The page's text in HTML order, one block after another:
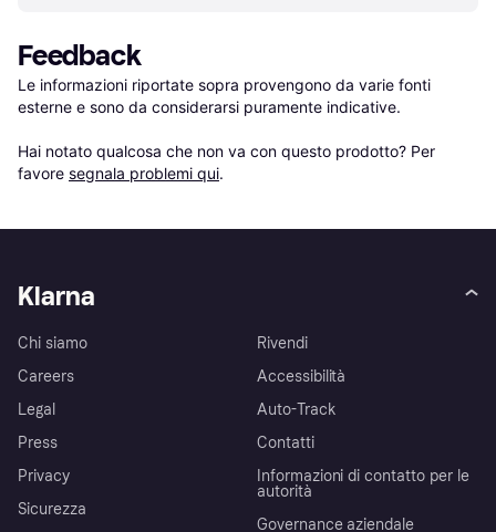
Feedback
Le informazioni riportate sopra provengono da varie fonti
esterne e sono da considerarsi puramente indicative.
Hai notato qualcosa che non va con questo prodotto? Per
favore segnala problemi qui.
Klarna
Chi siamo
Careers
Legal
Press
Privacy
Sicurezza
Rivendi
Accessibilità
Auto-Track
Contatti
Informazioni di contatto per le
autorità
Governance aziendale